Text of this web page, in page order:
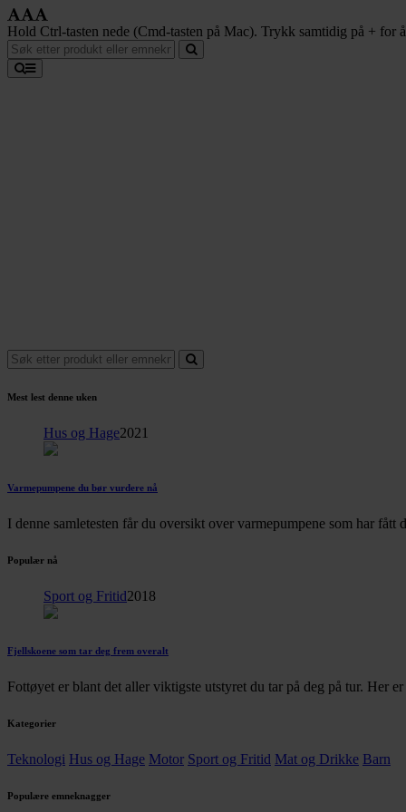
Hold Ctrl-tasten nede (Cmd-tasten på Mac). Trykk samtidig på + for
Mest lest denne uken
Hus og Hage2021
Varmepumpene du bør vurdere nå
I denne samletesten får du oversikt over varmepumpene som har
Populær nå
Sport og Fritid2018
Fjellskoene som tar deg frem overalt
Fottøyet er blant det aller viktigste utstyret du tar på deg på tur. Her
Kategorier
Teknologi Hus og Hage Motor Sport og Fritid Mat og Drikke Barn
Populære emneknagger